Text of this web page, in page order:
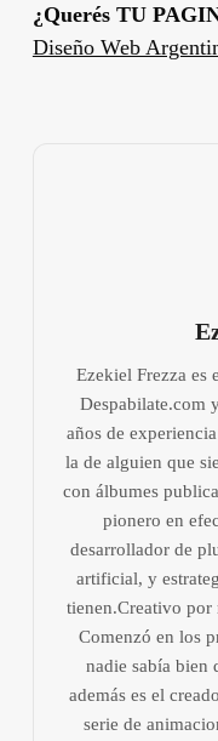
¿Querés TU
Diseño Web
Ezekiel Frezza es
Despabilate.com
años de
la de alguien que
con álbumes
pionero en
desarrollador de
artificial, y
tienen.Creativo
Comenzó en los
nadie sabía bien
además es el
serie de